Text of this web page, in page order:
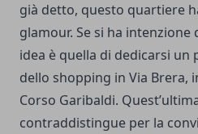
già detto, questo quartiere
glamour. Se si ha
idea è quella di dedicarsi un
dello shopping in Via Brera,
Corso Garibaldi.
contraddistingue per la